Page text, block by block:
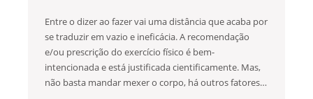
Entre o dizer ao fazer vai uma distância que acaba por
se traduzir em vazio e ineficácia. A recomendação
e/ou prescrição do exercício físico é bem-
intencionada e está justificada cientificamente. Mas,
não basta mandar mexer o corpo, há outros fatores…